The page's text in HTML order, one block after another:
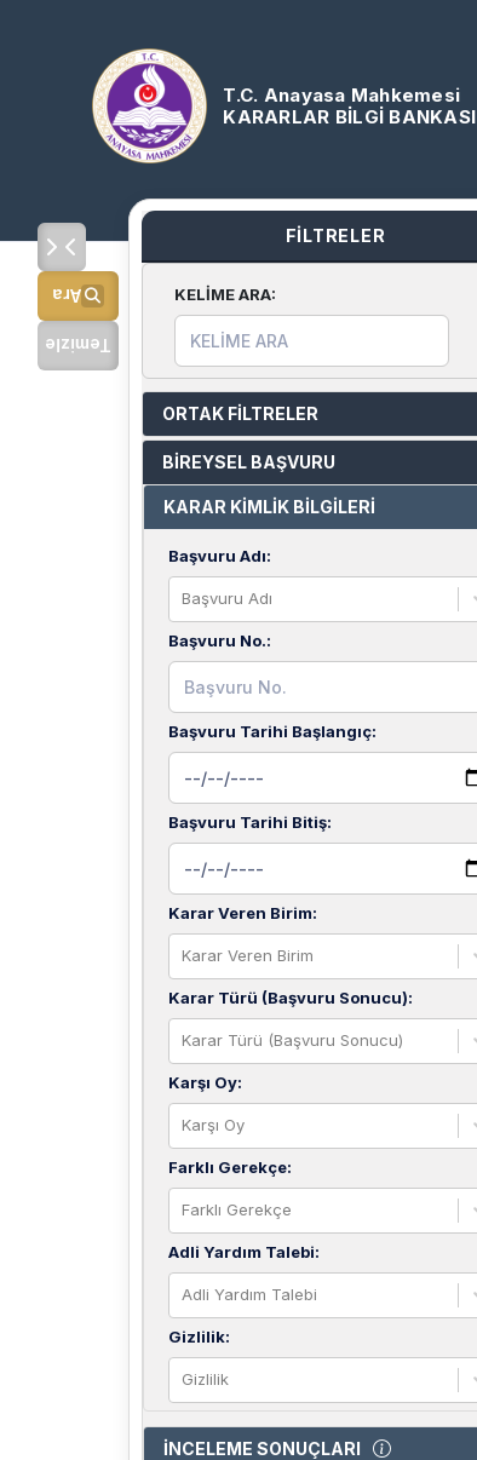
T.C. Anayasa Mahkemesi
KARARLAR BİLGİ BANKASI
Ara
Temizle
FİLTRELER
KELİME ARA:
ORTAK FİLTRELER
BİREYSEL BAŞVURU
KARAR KİMLİK BİLGİLERİ
Başvuru Adı:
Başvuru Adı
Başvuru No.:
Başvuru Tarihi Başlangıç:
Başvuru Tarihi Bitiş:
Karar Veren Birim:
Karar Veren Birim
Karar Türü (Başvuru Sonucu):
Karar Türü (Başvuru Sonucu)
Karşı Oy:
Karşı Oy
Farklı Gerekçe:
Farklı Gerekçe
Adli Yardım Talebi:
Adli Yardım Talebi
Gizlilik:
Gizlilik
İNCELEME SONUÇLARI